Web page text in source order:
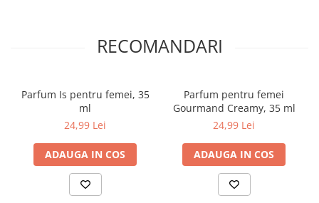
Flacon premium cu design luxos
Detalii produs:
Parfum pentru: Femei
Cantitate: 100 ml
Tip parfum: Apă de Parfum (EDP)
Tip aplicare: Vaporizator
Brand: Lattafa
Familie olfactivă: Florală, Fructată, Gurmandă
Autenticitate garantată
Produsul comercializat de Poro Online este 100% autentic,
RECOMANDARI
Parfum Is pentru femei, 35
ml
24,99 Lei
ADAUGA IN COS
Parfum pentru femei
Gourmand Creamy, 35 ml
24,99 Lei
ADAUGA IN COS